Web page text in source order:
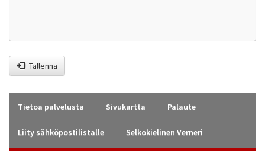
Tallenna
Tietoa palvelusta Sivukartta Palaute
Liity sähköpostilistalle Selkokielinen Verneri